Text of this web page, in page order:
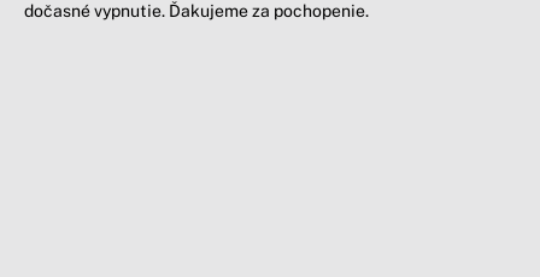
dočasné vypnutie. Ďakujeme za pochopenie.